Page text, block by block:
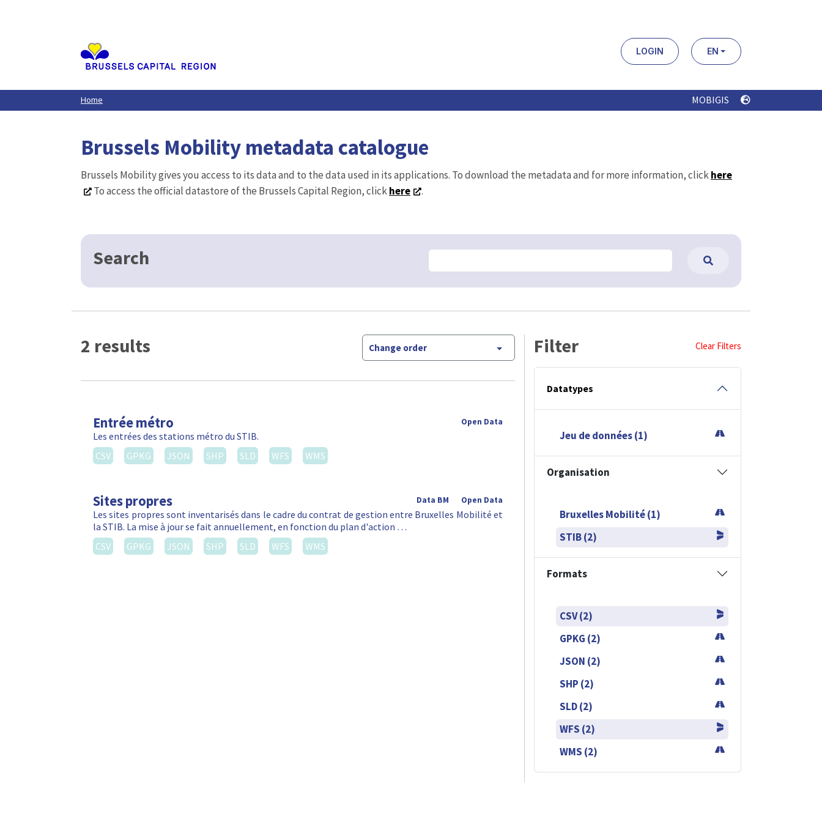
LOGIN EN
Home MOBIGIS
Brussels Mobility metadata catalogue
Brussels Mobility gives you access to its data and to the data used in its applications. To download the metadata and for more information, clickhere
To access the official datastore of the Brussels Capital Region, clickhere .
Search
2 results Change order
Entrée métro Open Data
Les entrées des stations métro du STIB.
CSV
GPKG JSON SHP SLD WFS WMS
Sites propres Open Data
Data BM
Les sites propres sont inventarisés dans le cadre du contrat de gestion entre Bruxelles Mobilité et
la STIB. La mise à jour se fait annuellement, en fonction du plan d'action …
CSV
GPKG JSON SHP SLD WFS WMS
Filter Clear Filters
Datatypes
Jeu de données (1)
Organisation
Bruxelles Mobilité (1)
STIB (2)
Formats
CSV (2)
GPKG (2)
JSON (2)
SHP (2)
SLD (2)
WFS (2)
WMS (2)